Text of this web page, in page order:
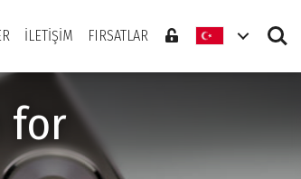
İLETIŞIM FIRSATLAR Search
for